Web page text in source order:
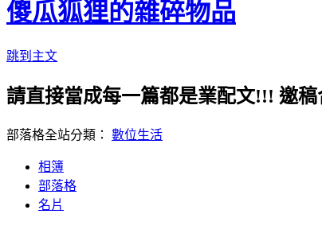
傻瓜狐狸的雜碎物品
跳到主文
請直接當成每一篇都是業配文!!! 邀
部落格全站分類： 數位生活
相簿
部落格
名片